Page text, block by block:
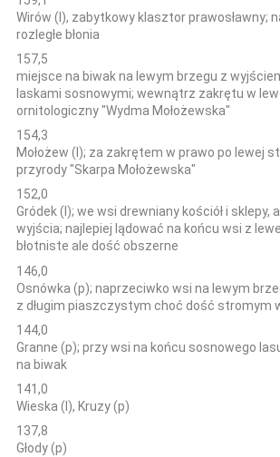
Wirów (l), zabytkowy klasztor prawosławny;
rozległe błonia
157,5
miejsce na biwak na lewym brzegu z
laskami sosnowymi; wewnątrz zakrętu w
ornitologiczny "Wydma Mołożewska"
154,3
Mołożew (l); za zakrętem w prawo po lewej
przyrody "Skarpa Mołożewska"
152,0
Gródek (l); we wsi drewniany kościół i sklepy,
wyjścia; najlepiej lądować na końcu wsi z
błotniste ale dość obszerne
146,0
Osnówka (p); naprzeciwko wsi na lewym
z długim piaszczystym choć dość stromym
144,0
Granne (p); przy wsi na końcu sosnowego
na biwak
141,0
Wieska (l), Kruzy (p)
137,8
Głody (p)